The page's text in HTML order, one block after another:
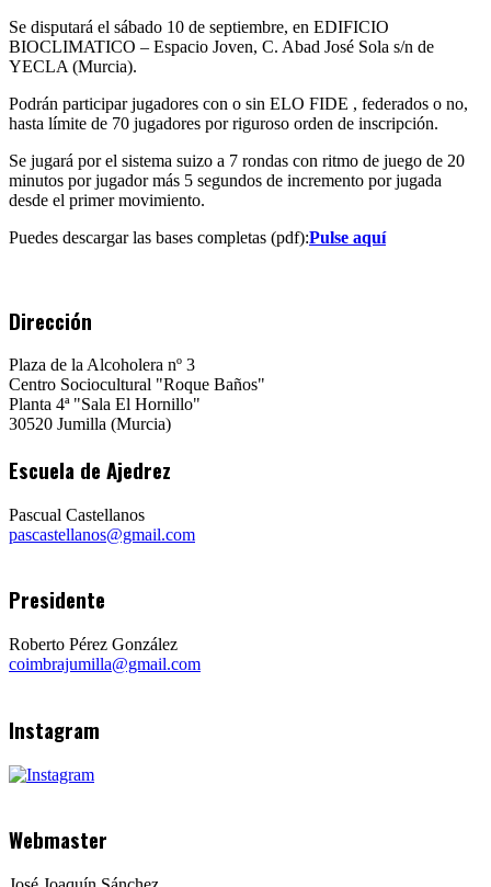
Se disputará el sábado 10 de septiembre, en EDIFICIO
BIOCLIMATICO – Espacio Joven, C. Abad José Sola s/n de
YECLA (Murcia).
Podrán participar jugadores con o sin ELO FIDE , federados o no,
hasta límite de 70 jugadores por riguroso orden de inscripción.
Se jugará por el sistema suizo a 7 rondas con ritmo de juego de 20
minutos por jugador más 5 segundos de incremento por jugada
desde el primer movimiento.
Puedes descargar las bases completas (pdf):Pulse aquí
Dirección
Plaza de la Alcoholera nº 3
Centro Sociocultural "Roque Baños"
Planta 4ª "Sala El Hornillo"
30520 Jumilla (Murcia)
Escuela de Ajedrez
Pascual Castellanos
pascastellanos@gmail.com
Presidente
Roberto Pérez González
coimbrajumilla@gmail.com
Instagram
Webmaster